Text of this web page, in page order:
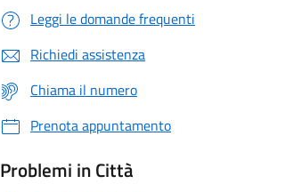
Leggi le domande frequenti
Richiedi assistenza
Chiama il numero
Prenota appuntamento
Problemi in Città